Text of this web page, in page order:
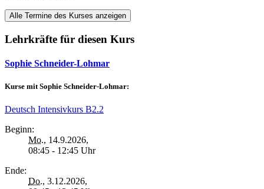
Alle Termine des Kurses anzeigen
Lehrkräfte für diesen Kurs
Sophie Schneider-Lohmar
Kurse mit Sophie Schneider-Lohmar:
Deutsch Intensivkurs B2.2
Beginn:
Mo., 14.9.2026,
08:45 - 12:45 Uhr
Ende:
Do., 3.12.2026,